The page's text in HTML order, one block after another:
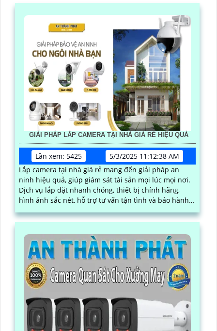
GIẢI PHÁP LẮP CAMERA TẠI NHÀ GIÁ RẺ HIỆU QUẢ
Lần xem: 5425
5/3/2025 11:12:38 AM
Lắp camera tại nhà giá rẻ mang đến giải pháp an
ninh hiệu quả, giúp giám sát tài sản mọi lúc mọi nơi.
Dịch vụ lắp đặt nhanh chóng, thiết bị chính hãng,
hình ảnh sắc nét, hỗ trợ tư vấn tận tình và bảo hành